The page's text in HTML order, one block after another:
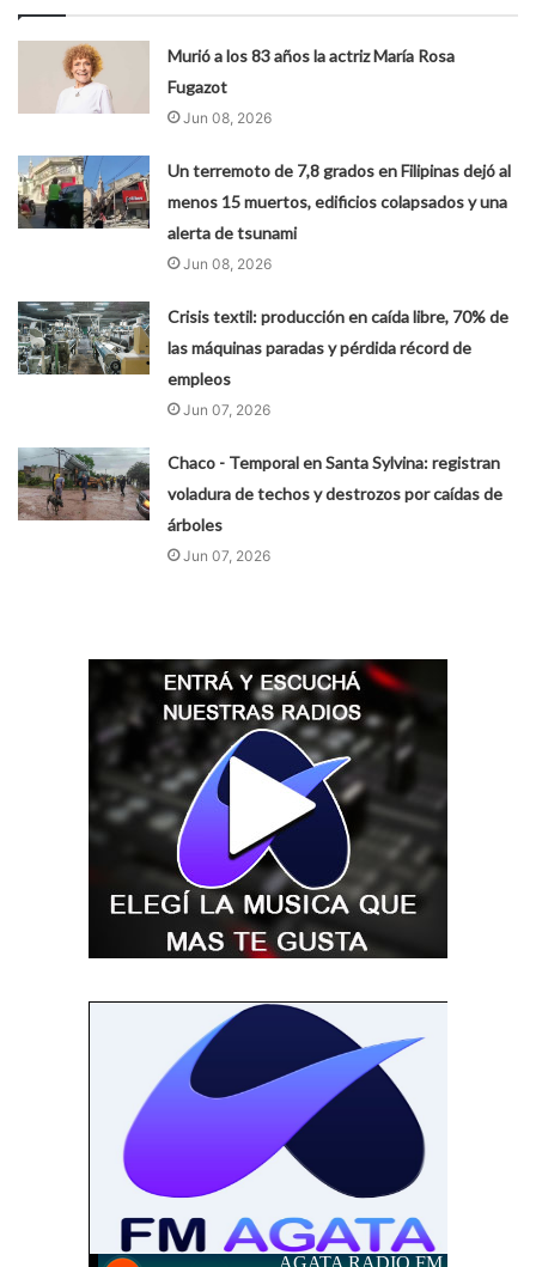
Murió a los 83 años la actriz María Rosa
Fugazot
Jun 08, 2026
Un terremoto de 7,8 grados en Filipinas dejó al
menos 15 muertos, edificios colapsados y una
alerta de tsunami
Jun 08, 2026
Crisis textil: producción en caída libre, 70% de
las máquinas paradas y pérdida récord de
empleos
Jun 07, 2026
Chaco - Temporal en Santa Sylvina: registran
voladura de techos y destrozos por caídas de
árboles
Jun 07, 2026